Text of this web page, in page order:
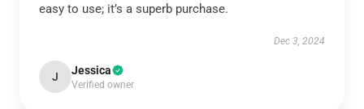
easy to use; it’s a superb purchase.
Dec 3, 2024
J Jessica
Verified owner